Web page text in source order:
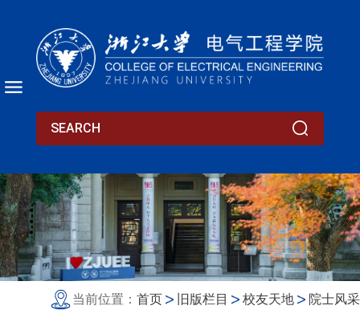
当前位置： 首页 旧版栏目 校友天地 院士风采